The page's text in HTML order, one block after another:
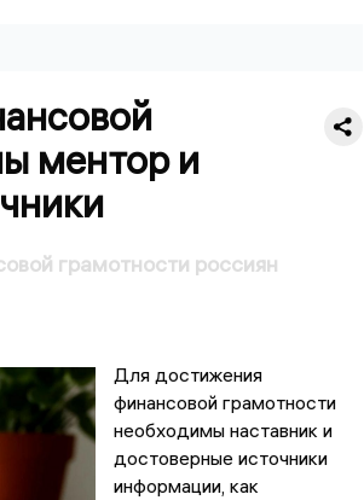
ментор и
грамотности россиян
Для достижения
финансовой грамотности
необходимы наставник и
достоверные источники
информации, как